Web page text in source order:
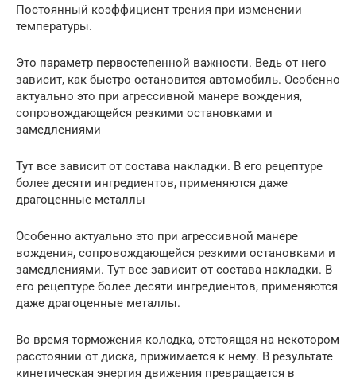
Постоянный коэффициент трения при изменении
температуры.
Это параметр первостепенной важности. Ведь от него
зависит, как быстро остановится автомобиль. Особенно
актуально это при агрессивной манере вождения,
сопровождающейся резкими остановками и
замедлениями
Тут все зависит от состава накладки. В его рецептуре
более десяти ингредиентов, применяются даже
драгоценные металлы
Особенно актуально это при агрессивной манере
вождения, сопровождающейся резкими остановками и
замедлениями. Тут все зависит от состава накладки. В
его рецептуре более десяти ингредиентов, применяются
даже драгоценные металлы.
Во время торможения колодка, отстоящая на некотором
расстоянии от диска, прижимается к нему. В результате
кинетическая энергия движения превращается в